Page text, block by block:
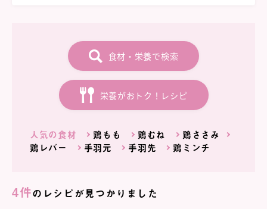
食材・栄養で検索
栄養がおトク！レシピ
人気の食材 鶏もも 鶏むね
鶏ささみ
鶏レバー
手羽元 手羽先 鶏ミンチ
4件のレシピが見つかりました